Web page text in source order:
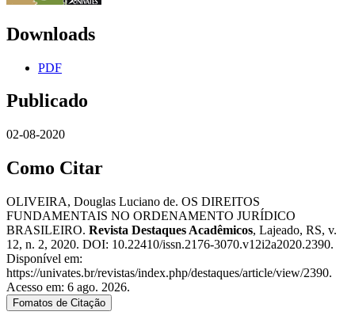
Downloads
PDF
Publicado
02-08-2020
Como Citar
OLIVEIRA, Douglas Luciano de. OS DIREITOS
FUNDAMENTAIS NO ORDENAMENTO JURÍDICO
BRASILEIRO. Revista Destaques Acadêmicos, Lajeado, RS, v.
12, n. 2, 2020. DOI: 10.22410/issn.2176-3070.v12i2a2020.2390.
Disponível em:
https://univates.br/revistas/index.php/destaques/article/view/2390.
Acesso em: 6 ago. 2026.
Fomatos de Citação